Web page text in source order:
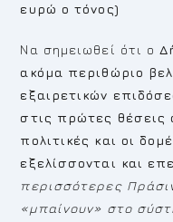
ευρώ ο τόνος)
Να σημειωθεί ότι ο
ακόμα περιθώριο
εξαιρετικών
στις πρώτες θέσεις
πολιτικές και οι
εξελίσσονται και
περισσότερες
«μπαίνουν» στο